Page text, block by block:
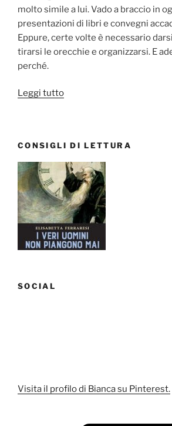
molto simile a lui. Vado a braccio in
presentazioni di libri e convegni
Eppure, certe volte è necessario
tirarsi le orecchie e organizzarsi. E
perché.
Leggi tutto“Daily
importante
e
dove
trovare
planner
gratis”
CONSIGLI DI LETTURA
SOCIAL
Visita il profilo di Bianca su Pinterest.